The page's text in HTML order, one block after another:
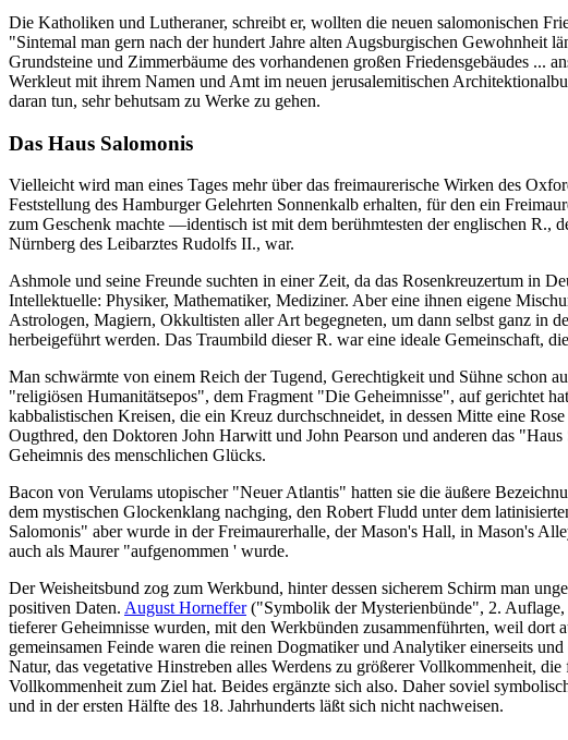
Die Katholiken und Lutheraner, schreibt er, wollten die neuen salomonischen
"Sintemal man gern nach der hundert Jahre alten Augsburgischen Gewohnheit
Grundsteine und Zimmerbäume des vorhandenen großen Friedensgebäudes ...
Werkleut mit ihrem Namen und Amt im neuen jerusalemitischen
daran tun, sehr behutsam zu Werke zu gehen.
Das Haus Salomonis
Vielleicht wird man eines Tages mehr über das freimaurerische Wirken des
Feststellung des Hamburger Gelehrten Sonnenkalb erhalten, für den ein
zum Geschenk machte —identisch ist mit dem berühmtesten der englischen R.,
Nürnberg des Leibarztes Rudolfs II., war.
Ashmole und seine Freunde suchten in einer Zeit, da das Rosenkreuzertum in
Intellektuelle: Physiker, Mathematiker, Mediziner. Aber eine ihnen eigene
Astrologen, Magiern, Okkultisten aller Art begegneten, um dann selbst ganz in
herbeigeführt werden. Das Traumbild dieser R. war eine ideale Gemeinschaft,
Man schwärmte von einem Reich der Tugend, Gerechtigkeit und Sühne schon
"religiösen Humanitätsepos", dem Fragment "Die Geheimnisse", auf gerichtet
kabbalistischen Kreisen, die ein Kreuz durchschneidet, in dessen Mitte eine
Ougthred, den Doktoren John Harwitt und John Pearson und anderen das
Geheimnis des menschlichen Glücks.
Bacon von Verulams utopischer "Neuer Atlantis" hatten sie die äußere
dem mystischen Glockenklang nachging, den Robert Fludd unter dem
Salomonis" aber wurde in der Freimaurerhalle, der Mason's Hall, in Mason's
auch als Maurer "aufgenommen ' wurde.
Der Weisheitsbund zog zum Werkbund, hinter dessen sicherem Schirm man
positiven Daten. August Horneffer("Symbolik der Mysterienbünde", 2. Auflage,
tieferer Geheimnisse wurden, mit den Werkbünden zusammenführten, weil
gemeinsamen Feinde waren die reinen Dogmatiker und Analytiker einerseits
Natur, das vegetative Hinstreben alles Werdens zu größerer Vollkommenheit,
Vollkommenheit zum Ziel hat. Beides ergänzte sich also. Daher soviel
und in der ersten Hälfte des 18. Jahrhunderts läßt sich nicht nachweisen.